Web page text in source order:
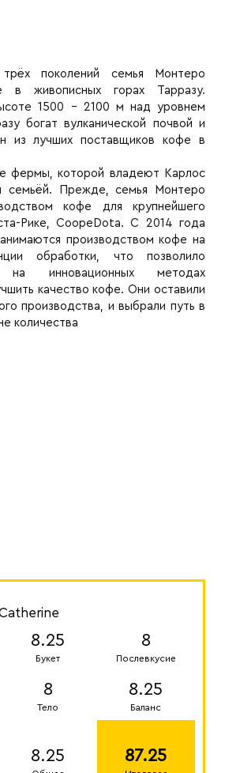
поколений семья Монтеро
в живописных горах Тарразу.
1500 - 2100 м над уровнем
богат вулканической почвой и
из лучших поставщиков кофе в
фермы, которой владеют Карлос
семьёй. Прежде, семья Монтеро
кофе для крупнейшего
Рике, CoopeDota. С 2014 года
производством кофе на
обработки, что позволило
на инновационных методах
качество кофе. Они оставили
производства, и выбрали путь в
количества
8.25
Букет
8
Послевкусие
8
Тело
8.25
Баланс
8.25 87.25